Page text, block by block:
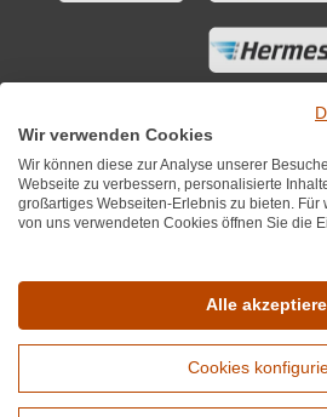
*Alle Preise inkl. MwST zzgl. 5,90€
Wir verwenden Cookies
Wir können diese zur Analyse unserer
Webseite zu verbessern, personalisierte
großartiges Webseiten-Erlebnis zu bieten. Für
von uns verwendeten Cookies öffnen Sie die
Alle
Cookies